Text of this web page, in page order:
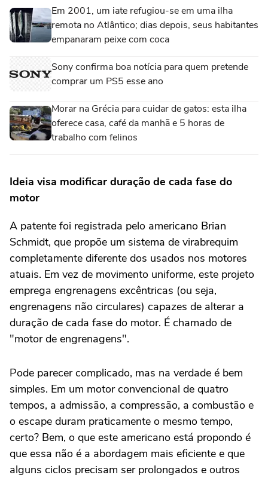
Em 2001, um iate refugiou-se em uma ilha
remota no Atlântico; dias depois, seus habitantes
empanaram peixe com coca
Sony confirma boa notícia para quem pretende
comprar um PS5 esse ano
Morar na Grécia para cuidar de gatos: esta ilha
oferece casa, café da manhã e 5 horas de
trabalho com felinos
Ideia visa modificar duração de cada fase do
motor
A patente foi registrada pelo americano Brian
Schmidt, que propõe um sistema de virabrequim
completamente diferente dos usados nos motores
atuais. Em vez de movimento uniforme, este projeto
emprega engrenagens excêntricas (ou seja,
engrenagens não circulares) capazes de alterar a
duração de cada fase do motor. É chamado de
"motor de engrenagens".
Pode parecer complicado, mas na verdade é bem
simples. Em um motor convencional de quatro
tempos, a admissão, a compressão, a combustão e
o escape duram praticamente o mesmo tempo,
certo? Bem, o que este americano está propondo é
que essa não é a abordagem mais eficiente e que
alguns ciclos precisam ser prolongados e outros